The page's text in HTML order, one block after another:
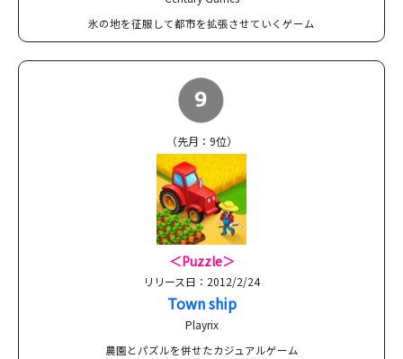
氷の地を征服して都市を拡張させていくゲーム
（先月：9位）
＜Puzzle＞
リリース日：2012/2/24
Town ship
Playrix
農園とパズルを併せたカジュアルゲーム